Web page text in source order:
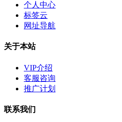
个人中心
标签云
网址导航
关于本站
VIP介绍
客服咨询
推广计划
联系我们